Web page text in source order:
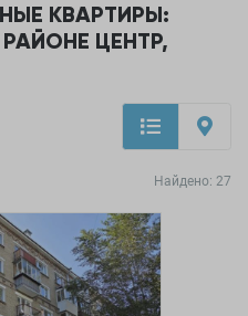
КВАРТИРЫ:
ЦЕНТР,
Найдено: 27